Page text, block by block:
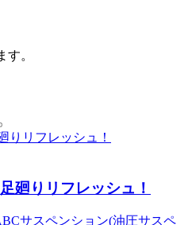
。
廻りリフレッシュ！